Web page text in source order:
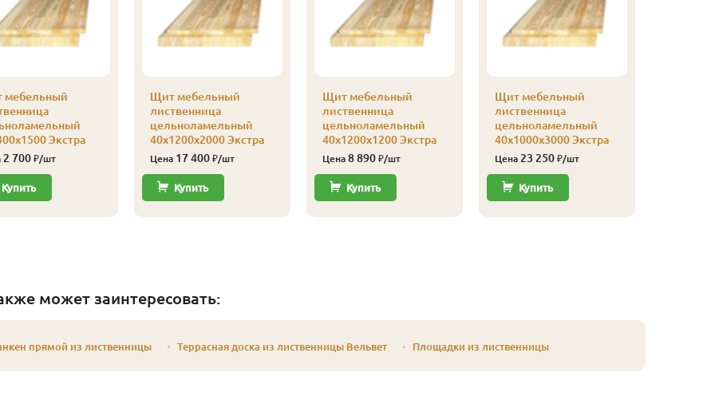
мебельный
Экстра
2 700₽/шт
Купить
Щит мебельный
лиственница
цельноламельный
40х1200х2000 Экстра
Цена 17 400₽/шт
Купить
Щит мебельный
лиственница
цельноламельный
40х1200х1200 Экстра
Цена 8 890₽/шт
Купить
Щит мебельный
лиственница
цельноламельный
40х1000х3000 Экстра
Цена 23 250₽/шт
Купить
может заинтересовать:
прямой из лиственницы Террасная доска из лиственницы Вельвет Площадки из лиственницы